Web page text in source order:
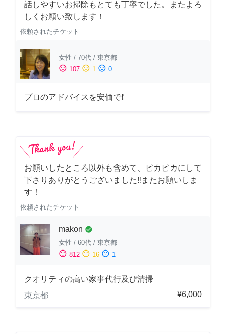
話しやすいお掃除もとても丁寧でした。またよろ
しくお願い致します！
依頼されたチケット
女性 / 70代 / 東京都
sentiment_satisfied 107 sentiment_neutral 1 sentiment_dissatisfied 0
プロのアドバイスを安価で❗
お願いしたところ以外も含めて、ピカピカにして
下さりありがとうございました‼️またお願いしま
す！
依頼されたチケット
makon check_circle
女性 / 60代 / 東京都
sentiment_satisfied 812 sentiment_neutral 16 sentiment_dissatisfied 1
クオリティの高い家事代行及び清掃
東京都
¥6,000